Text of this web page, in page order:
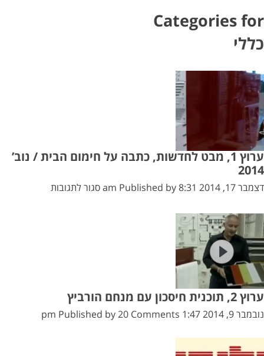
Categories for
כללי
ערוץ 1, מבט לחדשות, כתבה על חימום הבית / נוב’
2014
דצמבר 17, 2014 8:31 am Published by סגור לתגובותעל
/
ערוץ 2, תוכנית חיסכון עם מנחם הורביץ
נובמבר 9, 2014 1:47 pm Published by 20 Comments